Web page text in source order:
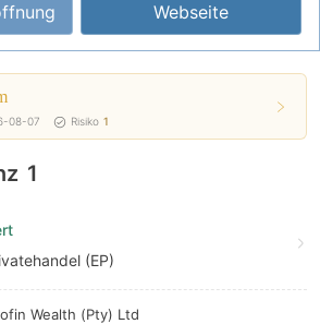
Webseite
08-07 Risiko 1
1
(EP)
Wealth (Pty) Ltd